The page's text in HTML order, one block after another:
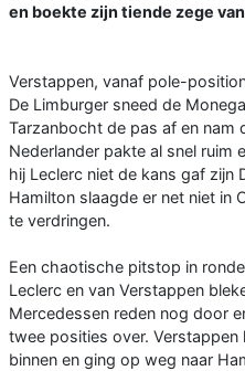
en boekte zijn tiende zege
Verstappen, vanaf pole-
De Limburger sneed de
Tarzanbocht de pas af en nam
Nederlander pakte al snel ruim
hij Leclerc niet de kans gaf zijn
Hamilton slaagde er net niet in
te verdringen.
Een chaotische pitstop in
Leclerc en van Verstappen
Mercedessen reden nog door
twee posities over. Verstappen
binnen en ging op weg naar